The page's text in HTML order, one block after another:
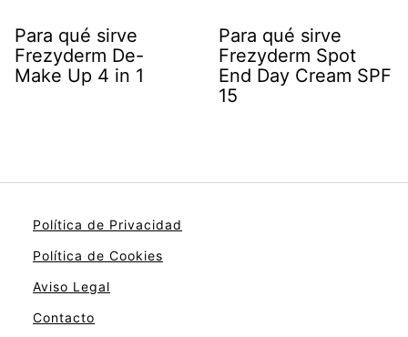
Para qué sirve
Frezyderm De-
Make Up 4 in 1
Para qué sirve
Frezyderm Spot
End Day Cream SPF
15
Política de Privacidad
Política de Cookies
Aviso Legal
Contacto